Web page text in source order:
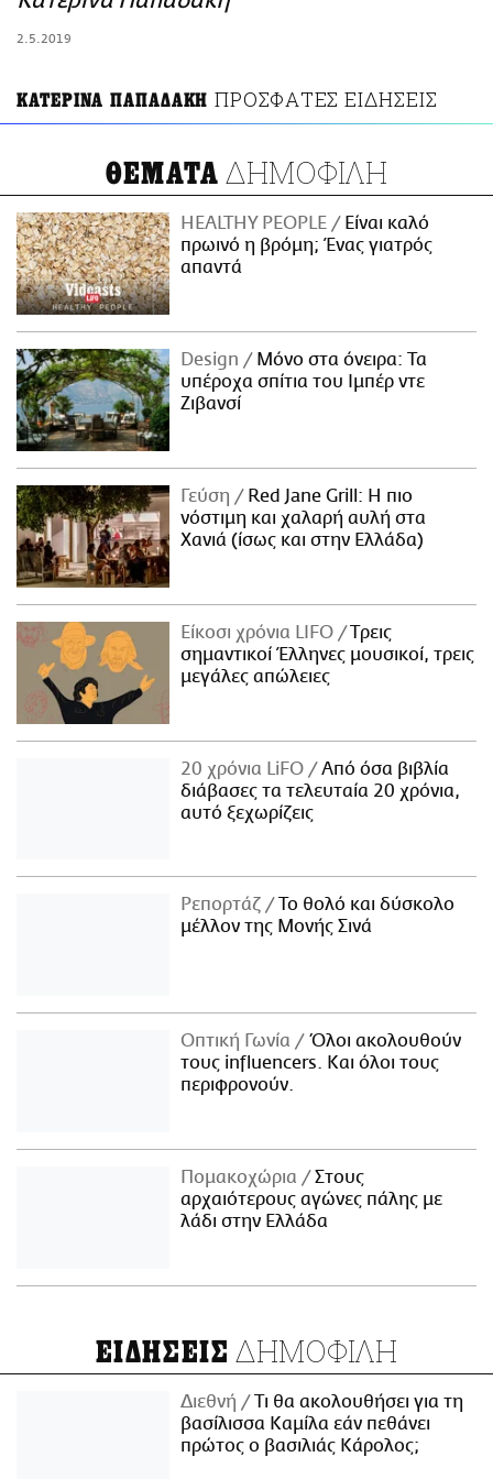
2.5.2019
ΚΑΤΕΡΙΝΑ ΠΑΠΑΔΑΚΗ ΠΡΟΣΦΑΤΕΣ ΕΙΔΗΣΕΙΣ
ΘΕΜΑΤΑ ΔΗΜΟΦΙΛΗ
HEALTHY PEOPLE
Είναι καλό
πρωινό η βρόμη; Ένας γιατρός
απαντά
Design
Μόνο στα όνειρα: Τα
υπέροχα σπίτια του Ιμπέρ ντε
Ζιβανσί
Γεύση
Red Jane Grill: Η πιο
νόστιμη και χαλαρή αυλή στα
Χανιά (ίσως και στην Ελλάδα)
Είκοσι χρόνια LIFO
Tρεις
σημαντικοί Έλληνες μουσικοί, τρεις
μεγάλες απώλειες
20 χρόνια LiFO
Από όσα βιβλία
διάβασες τα τελευταία 20 χρόνια,
αυτό ξεχωρίζεις
Ρεπορτάζ
Το θολό και δύσκολο
μέλλον της Μονής Σινά
Οπτική Γωνία
Όλοι ακολουθούν
τους influencers. Και όλοι τους
περιφρονούν.
Πομακοχώρια
Στους
αρχαιότερους αγώνες πάλης με
λάδι στην Ελλάδα
ΕΙΔΗΣΕΙΣ ΔΗΜΟΦΙΛΗ
Διεθνή
Τι θα ακολουθήσει για τη
βασίλισσα Καμίλα εάν πεθάνει
πρώτος ο βασιλιάς Κάρολος;